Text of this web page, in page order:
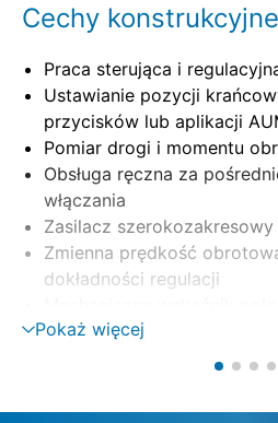
Cechy konstrukcyjne
Praca sterująca i
Ustawianie pozycji
przycisków lub aplikacji
Pomiar drogi i momentu
Obsługa ręczna za
włączania
Zasilacz szerokozakresowy
Zmienna prędkość
dokładności regulacji
Pokaż więcej